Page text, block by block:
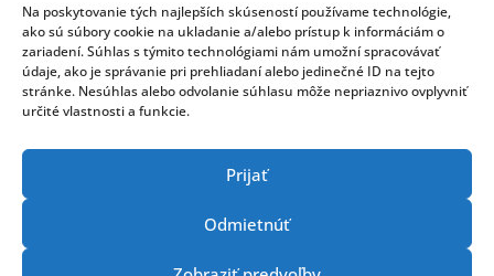
Na poskytovanie tých najlepších skúseností používame technológie,
ako sú súbory cookie na ukladanie a/alebo prístup k informáciám o
zariadení. Súhlas s týmito technológiami nám umožní spracovávať
údaje, ako je správanie pri prehliadaní alebo jedinečné ID na tejto
stránke. Nesúhlas alebo odvolanie súhlasu môže nepriaznivo ovplyvniť
určité vlastnosti a funkcie.
Prijať
Odmietnúť
dozornému orgánu.
V prípade ak Prevádzkovateľ spracúva osobné údaje
na základe súhlasu dotknutej osoby, dotknutá osoba
má právo kedykoľvek svoj súhlas so spracúvaním
vplyv na zákonnosť spracúvania osobných údajov
založeného na súhlase pred jeho odvolaním.
gyn-fiv@gyn-fiv.sk